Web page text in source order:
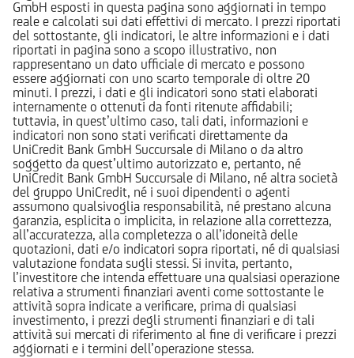
GmbH esposti in questa pagina sono aggiornati in tempo
reale e calcolati sui dati effettivi di mercato. I prezzi riportati
del sottostante, gli indicatori, le altre informazioni e i dati
riportati in pagina sono a scopo illustrativo, non
rappresentano un dato ufficiale di mercato e possono
essere aggiornati con uno scarto temporale di oltre 20
minuti. I prezzi, i dati e gli indicatori sono stati elaborati
internamente o ottenuti da fonti ritenute affidabili;
tuttavia, in quest’ultimo caso, tali dati, informazioni e
indicatori non sono stati verificati direttamente da
UniCredit Bank GmbH Succursale di Milano o da altro
soggetto da quest’ultimo autorizzato e, pertanto, né
UniCredit Bank GmbH Succursale di Milano, né altra società
del gruppo UniCredit, né i suoi dipendenti o agenti
assumono qualsivoglia responsabilità, né prestano alcuna
garanzia, esplicita o implicita, in relazione alla correttezza,
all’accuratezza, alla completezza o all’idoneità delle
quotazioni, dati e/o indicatori sopra riportati, né di qualsiasi
valutazione fondata sugli stessi. Si invita, pertanto,
l’investitore che intenda effettuare una qualsiasi operazione
relativa a strumenti finanziari aventi come sottostante le
attività sopra indicate a verificare, prima di qualsiasi
investimento, i prezzi degli strumenti finanziari e di tali
attività sui mercati di riferimento al fine di verificare i prezzi
aggiornati e i termini dell’operazione stessa.